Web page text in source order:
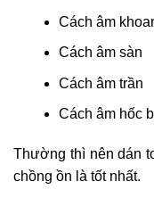
Cách âm
Cách âm sàn
Cách âm trần
Cách âm hốc
Thường thì nên dán
chồng ồn là tốt nhất.